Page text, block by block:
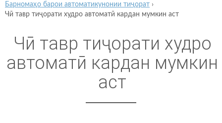
Барномаҳо барои автоматикунонии тиҷорат ›
Чӣ тавр тиҷорати худро автоматӣ кардан мумкин аст
Чӣ тавр тиҷорати худро
автоматӣ кардан мумкин
аст